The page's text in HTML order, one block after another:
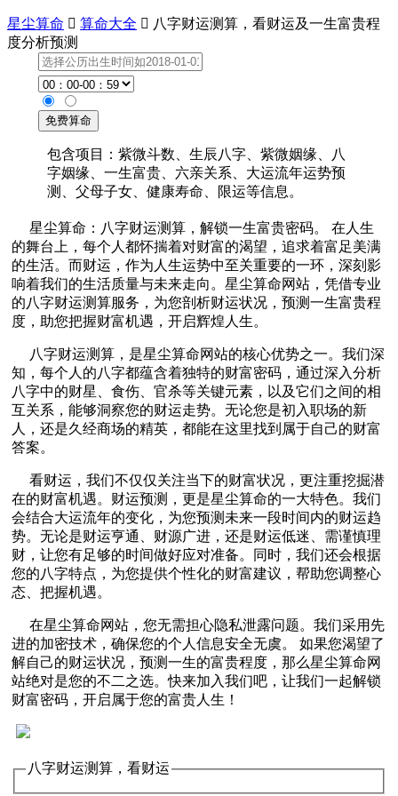
星尘算命  算命大全  八字财运测算，看财运及一生富贵程
度分析预测
包含项目：紫微斗数、生辰八字、紫微姻缘、八
字姻缘、一生富贵、六亲关系、大运流年运势预
测、父母子女、健康寿命、限运等信息。
星尘算命：八字财运测算，解锁一生富贵密码。 在人生
的舞台上，每个人都怀揣着对财富的渴望，追求着富足美满
的生活。而财运，作为人生运势中至关重要的一环，深刻影
响着我们的生活质量与未来走向。星尘算命网站，凭借专业
的八字财运测算服务，为您剖析财运状况，预测一生富贵程
度，助您把握财富机遇，开启辉煌人生。
八字财运测算，是星尘算命网站的核心优势之一。我们深
知，每个人的八字都蕴含着独特的财富密码，通过深入分析
八字中的财星、食伤、官杀等关键元素，以及它们之间的相
互关系，能够洞察您的财运走势。无论您是初入职场的新
人，还是久经商场的精英，都能在这里找到属于自己的财富
答案。
看财运，我们不仅仅关注当下的财富状况，更注重挖掘潜
在的财富机遇。财运预测，更是星尘算命的一大特色。我们
会结合大运流年的变化，为您预测未来一段时间内的财运趋
势。无论是财运亨通、财源广进，还是财运低迷、需谨慎理
财，让您有足够的时间做好应对准备。同时，我们还会根据
您的八字特点，为您提供个性化的财富建议，帮助您调整心
态、把握机遇。
在星尘算命网站，您无需担心隐私泄露问题。我们采用先
进的加密技术，确保您的个人信息安全无虞。 如果您渴望了
解自己的财运状况，预测一生的富贵程度，那么星尘算命网
站绝对是您的不二之选。快来加入我们吧，让我们一起解锁
财富密码，开启属于您的富贵人生！
八字财运测算，看财运